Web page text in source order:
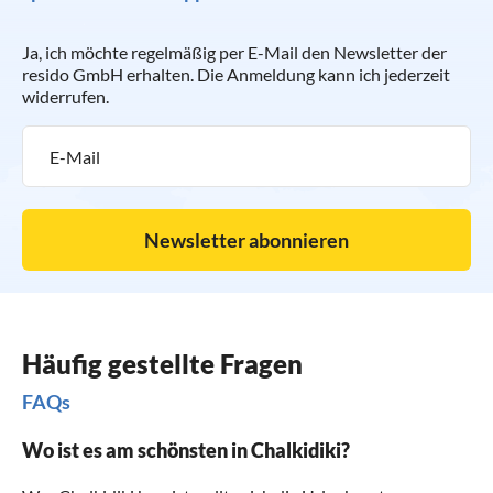
Ja, ich möchte regelmäßig per E-Mail den Newsletter der
resido GmbH erhalten. Die Anmeldung kann ich jederzeit
widerrufen.
Newsletter abonnieren
Häufig gestellte Fragen
FAQs
Wo ist es am schönsten in Chalkidiki?